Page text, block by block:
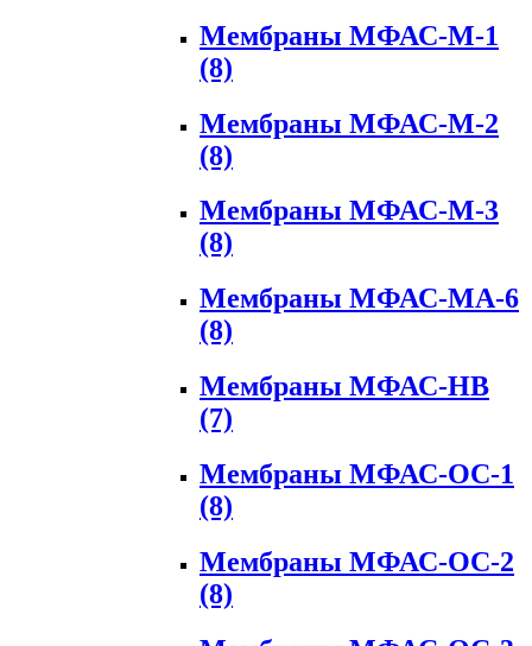
Мембраны МФАС-М-1
(8)
Мембраны МФАС-М-2
(8)
Мембраны МФАС-М-3
(8)
Мембраны МФАС-МА-6
(8)
Мембраны МФАС-НВ
(7)
Мембраны МФАС-ОС-1
(8)
Мембраны МФАС-ОС-2
(8)